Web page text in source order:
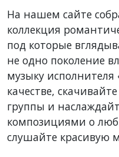
На нашем сайте
коллекция
под которые
не одно поколение
музыку
качестве,
группы и
композициями о
слушайте красивую